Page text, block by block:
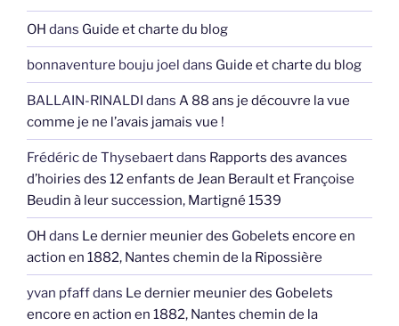
OH dans Guide et charte du blog
bonnaventure bouju joel dans Guide et charte du blog
BALLAIN-RINALDI dans A 88 ans je découvre la vue
comme je ne l’avais jamais vue !
Frédéric de Thysebaertdans Rapports des avances
d’hoiries des 12 enfants de Jean Berault et Françoise
Beudin à leur succession, Martigné 1539
OH dans Le dernier meunier des Gobelets encore en
action en 1882, Nantes chemin de la Ripossière
yvan pfaffdans Le dernier meunier des Gobelets
encore en action en 1882, Nantes chemin de la